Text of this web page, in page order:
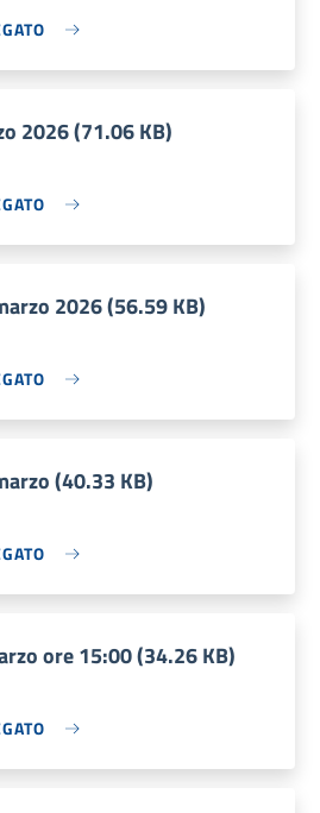
2026 (71.06 KB)
2026 (56.59 KB)
(40.33 KB)
ore 15:00 (34.26 KB)